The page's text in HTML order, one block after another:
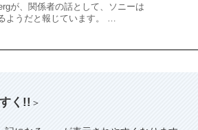
が、関係者の話として、ソニーは
ようだと報じています。 …
く!! ＞